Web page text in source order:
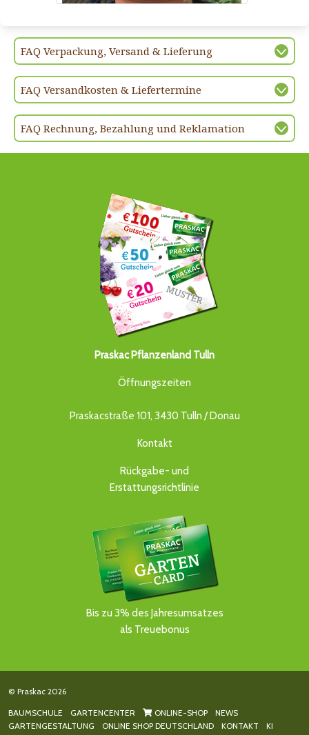
FAQ Verpackung, Versand & Lieferung
FAQ Versandkosten & Liefertermine
FAQ Rechnung, Bezahlung und Reklamation
Praskac Pflanzenland Tulln
Öffnungszeiten
Praskacstraße 101, 3430 Tulln / Donau
Kontakt
Rückgabe- und
Erstattungsrichtlinie
Bis zu 3% des Jahresumsatzes
als Treuebonus
© Praskac 2026
BAUMSCHULE GARTENCENTER ONLINE-SHOP
NEWS
GARTENGESTALTUNG
ONLINE SHOP DEUTSCHLAND KONTAKT KI